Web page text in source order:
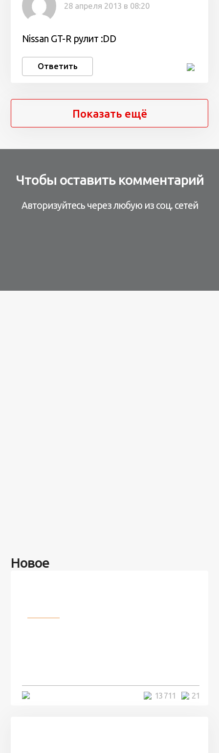
28 апреля 2013 в 08:20
Nissan GT-R рулит :DD
Ответить
Показать ещё
Чтобы оставить комментарий
Авторизуйтесь через любую из соц. сетей
Новое
21
13 711